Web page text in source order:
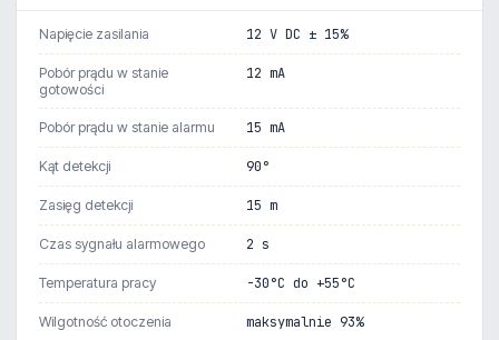
Napięcie zasilania 12 V DC ± 15%
Pobór prądu w stanie
gotowości
12 mA
Pobór prądu w stanie alarmu 15 mA
Kąt detekcji 90°
Zasięg detekcji 15 m
Czas sygnału alarmowego 2 s
Temperatura pracy -30°C do +55°C
Wilgotność otoczenia maksymalnie 93%